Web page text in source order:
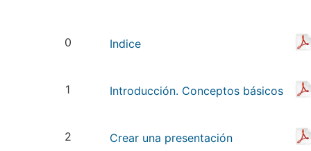
0 Indice
1 Introducción. Conceptos básicos
2 Crear una presentación